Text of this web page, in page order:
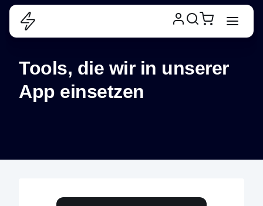
Tools, die wir in unserer
App einsetzen